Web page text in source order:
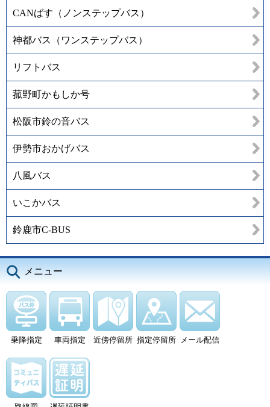
CANばす（ノンステップバス）
神都バス（ワンステップバス）
リフトバス
菰野町かもしか号
松阪市鈴の音バス
伊勢市おかげバス
八風バス
いこかバス
鈴鹿市C-BUS
メニュー
乗降指定 車両指定 近傍停留所 指定停留所 メール配信